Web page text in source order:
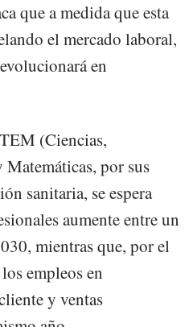
que a medida que esta
el mercado laboral,
en
(Ciencias,
por sus
sanitaria, se espera
aumente entre un
mientras que, por el
empleos en
y ventas